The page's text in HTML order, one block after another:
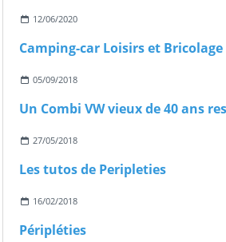
12/06/2020
Camping-car Loisirs et Bricolage
05/09/2018
27/05/2018
Les tutos de Peripleties
16/02/2018
Péripléties